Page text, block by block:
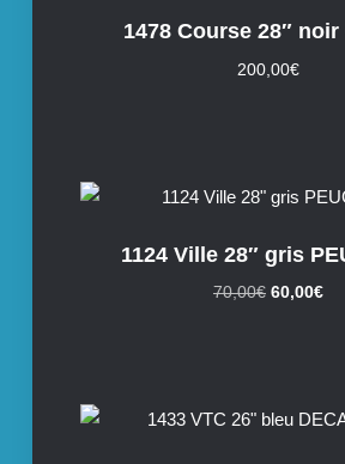
1478 Course 28″ noir
200,00€
1124 Ville 28″ gris
70,00€ Le
60,00€Le